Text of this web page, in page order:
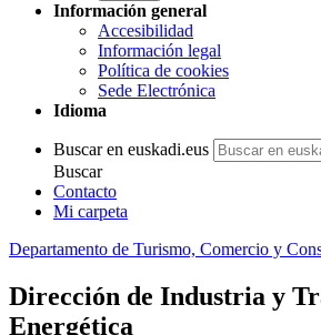
Información general
Accesibilidad
Información legal
Política de cookies
Sede Electrónica
Idioma
Buscar en euskadi.eus
Buscar
Contacto
Mi carpeta
Departamento de Turismo, Comercio y
Dirección de Industria y
Energética